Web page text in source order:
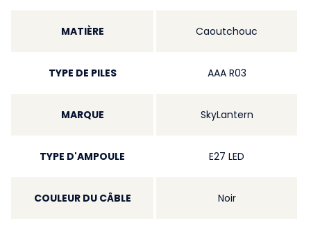
MATIÈRE Caoutchouc
TYPE DE PILES AAA R03
MARQUE SkyLantern
TYPE D'AMPOULE E27 LED
COULEUR DU CÂBLE Noir